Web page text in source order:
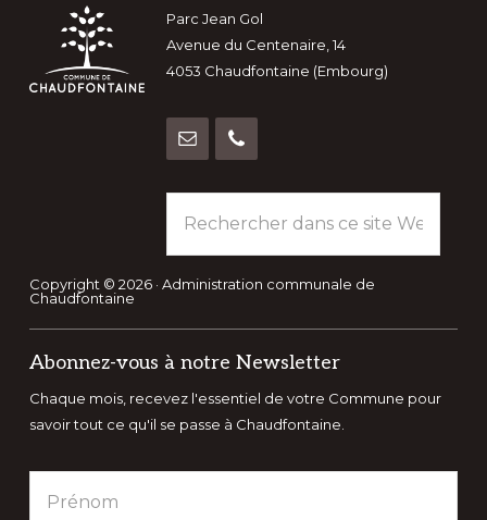
Footer
Parc Jean Gol
Avenue du Centenaire, 14
4053 Chaudfontaine (Embourg)
dans
ce
site
Copyright © 2026 · Administration communale de
Chaudfontaine
Abonnez-vous à notre Newsletter
Chaque mois, recevez l'essentiel de votre Commune pour
savoir tout ce qu'il se passe à Chaudfontaine.